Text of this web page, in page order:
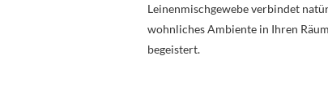
Leinenmischgewebe verbindet
wohnliches Ambiente in Ihren
begeistert.